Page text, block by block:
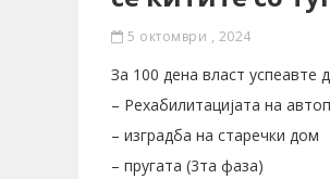
5 октомври , 2024
За 100 дена власт успеавте
– Рехабилитацијата на
– изградба на старечки дом
– пругата (3та фаза)